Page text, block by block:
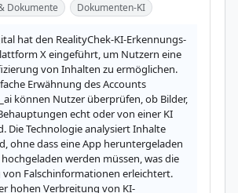
Dokumente
Dokumenten-KI
hat den RealityChek-KI-Erkennungs-
X eingeführt, um Nutzern eine
von Inhalten zu ermöglichen.
Erwähnung des Accounts
können Nutzer überprüfen, ob Bilder,
echt oder von einer KI
Die Technologie analysiert Inhalte
ohne dass eine App heruntergeladen
werden müssen, was die
Falschinformationen erleichtert.
hohen Verbreitung von KI-